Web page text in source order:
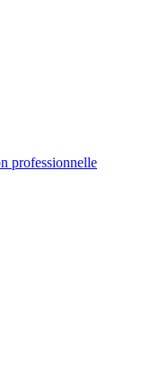
professionnelle